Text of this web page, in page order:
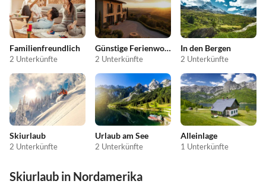
Familienfreundlich
2 Unterkünfte
Günstige Ferienwohnungen
2 Unterkünfte
In den Bergen
2 Unterkünfte
Skiurlaub
2 Unterkünfte
Urlaub am See
2 Unterkünfte
Alleinlage
1 Unterkünfte
Skiurlaub in Nordamerika